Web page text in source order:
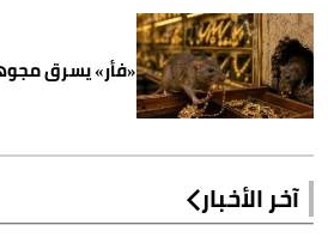
«فأر» يسرق مجوهرات بـ
آخر الأخبار